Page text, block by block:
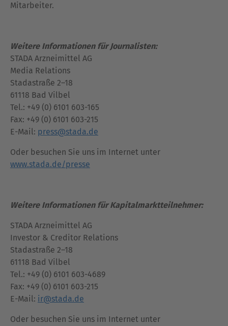
Mitarbeiter.
Weitere Informationen für Journalisten:
STADA Arzneimittel AG
Media Relations
Stadastraße 2–18
61118 Bad Vilbel
Tel.: +49 (0) 6101 603-165
Fax: +49 (0) 6101 603-215
E-Mail: press@stada.de
Oder besuchen Sie uns im Internet unter
www.stada.de/presse
Weitere Informationen für Kapitalmarktteilnehmer:
STADA Arzneimittel AG
Investor & Creditor Relations
Stadastraße 2–18
61118 Bad Vilbel
Tel.: +49 (0) 6101 603-4689
Fax: +49 (0) 6101 603-215
E-Mail: ir@stada.de
Oder besuchen Sie uns im Internet unter